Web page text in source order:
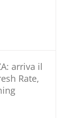
arriva il
Rate,